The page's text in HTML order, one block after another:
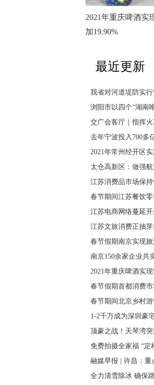
2021年重庆啤酒实
加19.90%
最近更新
我省对河道堤防实
浏阳市以四个“湖南
交广会客厅｜指挥火
去年宁波投入700多
2021年常州经开区
太仓高新区：做强
江苏消费品市场保
春节期间江苏餐饮
江苏电商网络蔓延
江苏文旅消费正抽
春节假期南京实现
南京150余家企业共
2021年重庆啤酒实
春节假期首都消费
春节期间北京乡村
1-2千万成为深圳豪
顶豪之战！天琴湾
免费拍摄全家福 “定
融媒早报 | 许昌：重
全力清雪除冰 确保